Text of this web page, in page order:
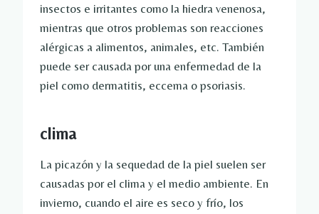
insectos e irritantes como la hiedra venenosa,
mientras que otros problemas son reacciones
alérgicas a alimentos, animales, etc. También
puede ser causada por una enfermedad de la
piel como dermatitis, eccema o psoriasis.
clima
La picazón y la sequedad de la piel suelen ser
causadas por el clima y el medio ambiente. En
invierno, cuando el aire es seco y frío, los